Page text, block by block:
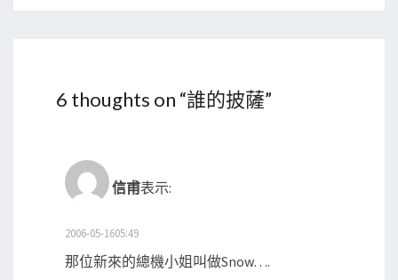
6 thoughts on “誰的披薩”
信甫表示:
2006-05-1605:49
那位新來的總機小姐叫做Snow….